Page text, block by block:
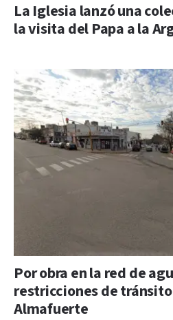
La Iglesia lanzó una
la visita del Papa a la
Por obra en la red de
restricciones de
Almafuerte